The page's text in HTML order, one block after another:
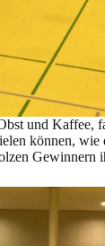
und Kaffee,
können,
Gewinnern